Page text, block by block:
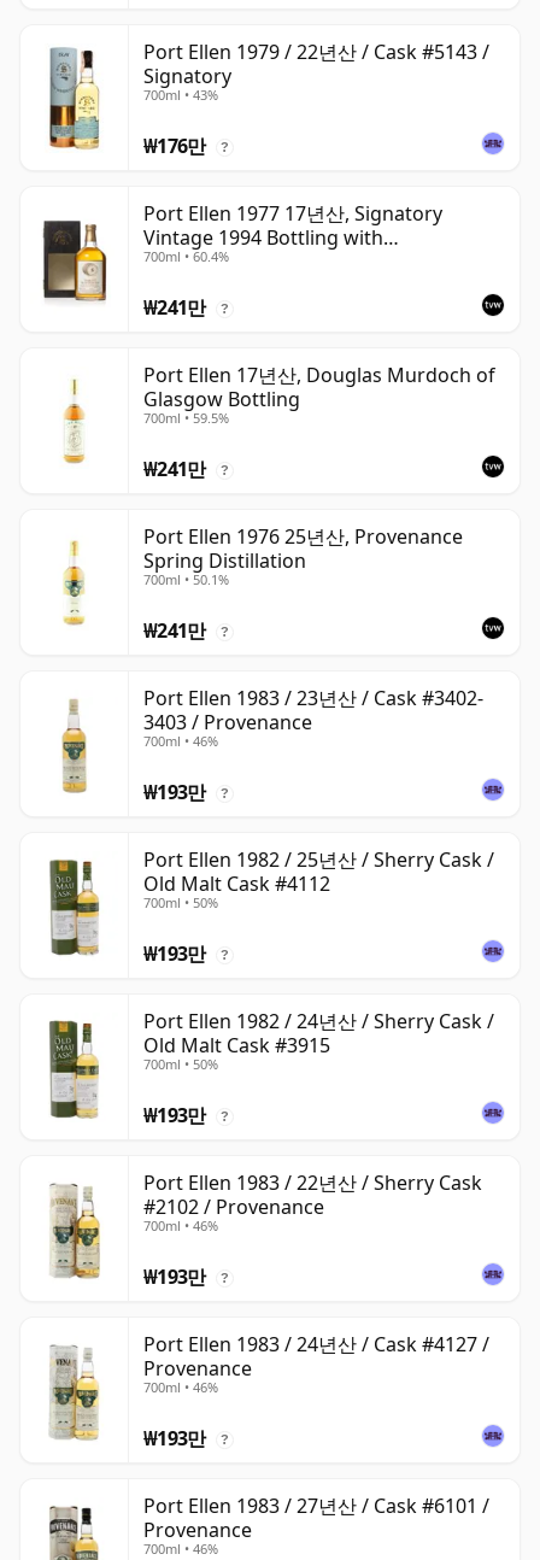
Port Ellen 1979 / 22년산 / Cask #5143 /
Signatory
700ml • 43%
₩176만 ?
Port Ellen 1977 17년산, Signatory
Vintage 1994 Bottling with
Presentation Box - Cask 5560
700ml • 60.4%
₩241만 ?
Port Ellen 17년산, Douglas Murdoch of
Glasgow Bottling
700ml • 59.5%
₩241만 ?
Port Ellen 1976 25년산, Provenance
Spring Distillation
700ml • 50.1%
₩241만 ?
Port Ellen 1983 / 23년산 / Cask #3402-
3403 / Provenance
700ml • 46%
₩193만 ?
Port Ellen 1982 / 25년산 / Sherry Cask /
Old Malt Cask #4112
700ml • 50%
₩193만 ?
Port Ellen 1982 / 24년산 / Sherry Cask /
Old Malt Cask #3915
700ml • 50%
₩193만 ?
Port Ellen 1983 / 22년산 / Sherry Cask
#2102 / Provenance
700ml • 46%
₩193만 ?
Port Ellen 1983 / 24년산 / Cask #4127 /
Provenance
700ml • 46%
₩193만 ?
Port Ellen 1983 / 27년산 / Cask #6101 /
Provenance
700ml • 46%